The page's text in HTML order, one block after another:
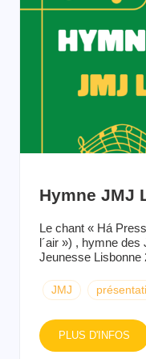
Hymne JMJ
Le chant « Há
l´air ») , hymne
Jeunesse Lisbonne
JMJ
PLUS D'INFOS